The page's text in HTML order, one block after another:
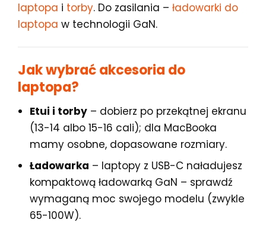
laptopa i torby. Do zasilania – ładowarki do
laptopa w technologii GaN.
Jak wybrać akcesoria do
laptopa?
Etui i torby – dobierz po przekątnej ekranu
(13-14 albo 15-16 cali); dla MacBooka
mamy osobne, dopasowane rozmiary.
Ładowarka – laptopy z USB-C naładujesz
kompaktową ładowarką GaN – sprawdź
wymaganą moc swojego modelu (zwykle
65-100W).